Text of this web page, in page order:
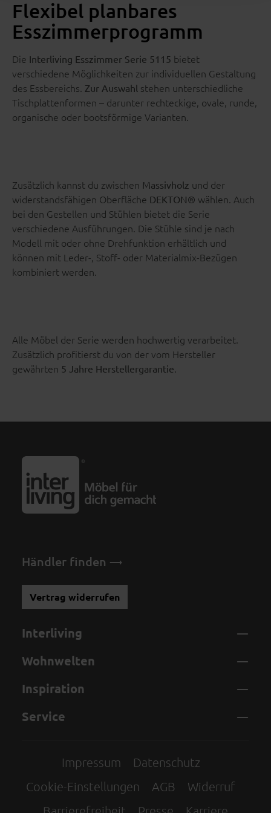
Flexibel planbares
Esszimmerprogramm
Die Interliving Esszimmer Serie 5115 bietet
verschiedene Möglichkeiten zur individuellen Gestaltung
des Essbereichs. Zur Auswahl stehen unterschiedliche
Tischplattenformen – darunter rechteckige, ovale, runde,
organische oder bootsförmige Varianten.
Zusätzlich kannst du zwischen Massivholz und der
widerstandsfähigen Oberfläche DEKTON® wählen. Auch
bei den Gestellen und Stühlen bietet die Serie
verschiedene Ausführungen. Die Stühle sind je nach
Modell mit oder ohne Drehfunktion erhältlich und
können mit Leder-, Stoff- oder Materialmix-Bezügen
kombiniert werden.
Alle Möbel der Serie werden hochwertig verarbeitet.
Zusätzlich profitierst du von der vom Hersteller
gewährten 5 Jahre Herstellergarantie.
Händler finden
Vertrag widerrufen
Interliving
Wohnwelten
Inspiration
Service
Impressum
Datenschutz
Cookie-Einstellungen
AGB
Widerruf